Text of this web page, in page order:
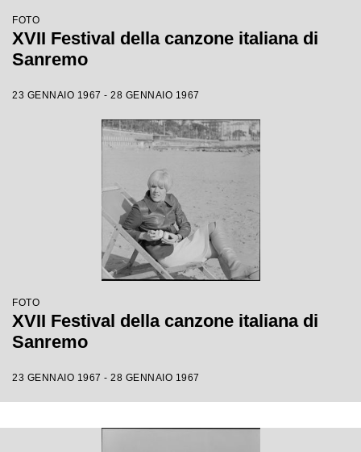
FOTO
XVII Festival della canzone italiana di
Sanremo
23 GENNAIO 1967 - 28 GENNAIO 1967
FOTO
XVII Festival della canzone italiana di
Sanremo
23 GENNAIO 1967 - 28 GENNAIO 1967